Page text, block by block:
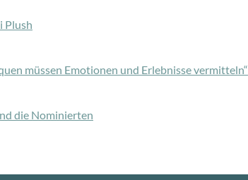
Plush
müssen Emotionen und Erlebnisse vermitteln“
die Nominierten